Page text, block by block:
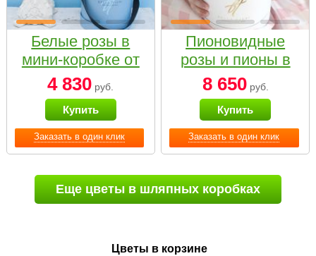
Заказать в один клик
Белые розы в
мини-коробке от
Bella Fiori
4 830 руб.
Купить
Заказать в один клик
Пионовидные
розы и пионы в
белой коробке
Small
8 650руб.
Купить
Еще цветы в шляпных коробках
Цветы в корзине